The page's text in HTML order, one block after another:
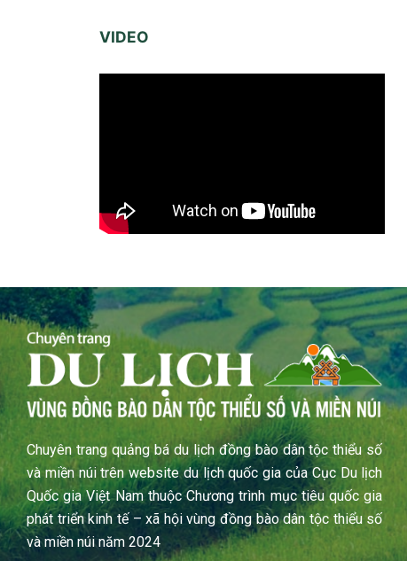
VIDEO
Chuyên trang quảng bá du lịch đồng bào dân tộc thiểu số
và miền núi trên website du lịch quốc gia của Cục Du lịch
Quốc gia Việt Nam thuộc Chương trình mục tiêu quốc gia
phát triển kinh tế – xã hội vùng đồng bào dân tộc thiểu số
và miền núi năm 2024